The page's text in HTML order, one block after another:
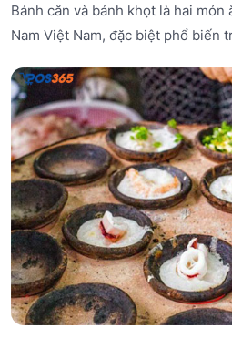
Bánh căn và bánh khọt là hai
Nam Việt Nam, đặc biệt phổ biến